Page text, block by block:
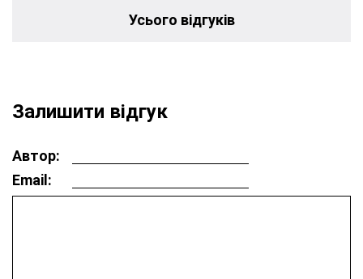
Усього відгуків
Залишити відгук
Автор:
Email: